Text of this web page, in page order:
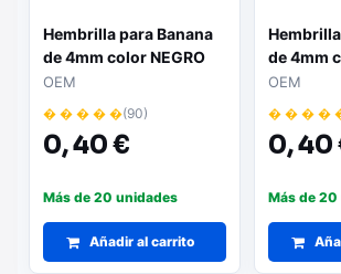
Hembrilla para Banana
de 4mm color NEGRO
OEM
� � � � �(90)
0,40 €
Más de 20 unidades
Añadir al carrito
de 4mm
OEM
� � � �
0,40
Más de